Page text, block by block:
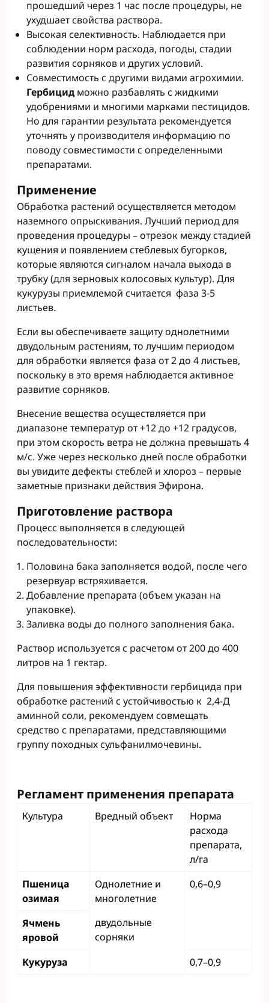
прошедший через 1 час после процедуры, не
ухудшает свойства раствора.
Высокая селективность. Наблюдается при
соблюдении норм расхода, погоды, стадии
развития сорняков и других условий.
Совместимость с другими видами агрохимии.
Гербицид можно разбавлять с жидкими
удобрениями и многими марками пестицидов.
Но для гарантии результата рекомендуется
уточнять у производителя информацию по
поводу совместимости с определенными
препаратами.
Применение
Обработка растений осуществляется методом
наземного опрыскивания. Лучший период для
проведения процедуры – отрезок между стадией
кущения и появлением стеблевых бугорков,
которые являются сигналом начала выхода в
трубку (для зерновых колосовых культур). Для
кукурузы приемлемой считается фаза 3-5
листьев.
Если вы обеспечиваете защиту однолетними
двудольным растениям, то лучшим периодом
для обработки является фаза от 2 до 4 листьев,
поскольку в это время наблюдается активное
развитие сорняков.
Внесение вещества осуществляется при
диапазоне температур от +12 до +12 градусов,
при этом скорость ветра не должна превышать 4
м/с. Уже через несколько дней после обработки
вы увидите дефекты стеблей и хлороз – первые
заметные признаки действия Эфирона.
Приготовление раствора
Процесс выполняется в следующей
последовательности:
Половина бака заполняется водой, после чего
резервуар встряхивается.
Добавление препарата (объем указан на
упаковке).
Заливка воды до полного заполнения бака.
Раствор используется с расчетом от 200 до 400
литров на 1 гектар.
Для повышения эффективности гербицида при
обработке растений с устойчивостью к 2,4-Д
аминной соли, рекомендуем совмещать
средство с препаратами, представляющими
группу походных сульфанилмочевины.
Регламент применения препарата
Культура Вредный объект
Норма
расхода
препарата,
л/га
Пшеница
озимая
Однолетние и
многолетние
двудольные
сорняки
0,6–0,9
Ячмень
яровой
Кукуруза
0,7–0,9